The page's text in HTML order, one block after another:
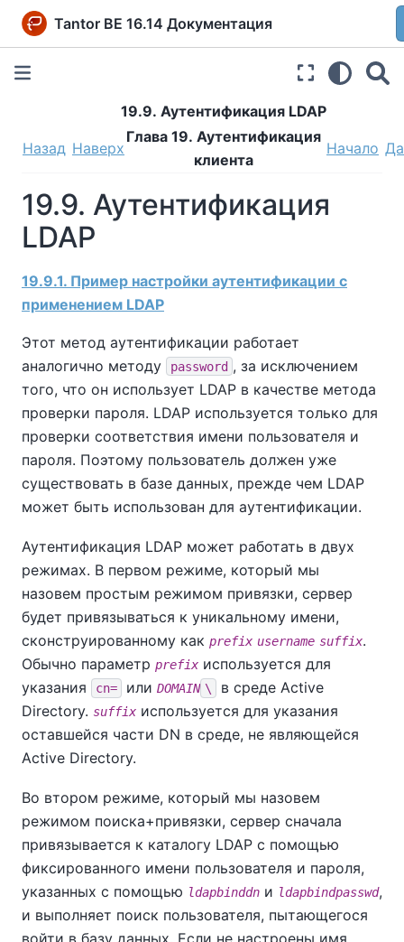
Tantor BE 16.14 Документация
19.9. Аутентификация LDAP
Назад Наверх
Глава 19. Аутентификация
клиента
Начало
19.9. Аутентификация
LDAP
19.9.1. Пример настройки аутентификации с
применением LDAP
Этот метод аутентификации работает
аналогично методу
password , за исключением
того, что он использует LDAP в качестве метода
проверки пароля. LDAP используется только для
проверки соответствия имени пользователя и
пароля. Поэтому пользователь должен уже
существовать в базе данных, прежде чем LDAP
может быть использован для аутентификации.
Аутентификация LDAP может работать в двух
режимах. В первом режиме, который мы
назовем простым режимом привязки, сервер
будет привязываться к уникальному имени,
сконструированному как prefix username suffix.
Обычно параметр prefix используется для
указания
cn= или DOMAIN \
в среде Active
Directory. suffix используется для указания
оставшейся части DN в среде, не являющейся
Active Directory.
Во втором режиме, который мы назовем
режимом поиска+привязки, сервер сначала
привязывается к каталогу LDAP с помощью
фиксированного имени пользователя и пароля,
указанных с помощью ldapbinddn и ldapbindpasswd,
и выполняет поиск пользователя, пытающегося